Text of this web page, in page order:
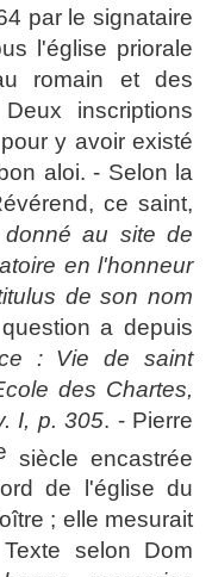
par le signataire
l'église priorale
romain et des
inscriptions
y avoir existé
aloi. - Selon la
ce saint,
donné au site de
en l'honneur
de son nom
a depuis
: Vie de saint
des Chartes,
I, p. 305. - Pierre
siècle encastrée
de l'église du
; elle mesurait
selon Dom